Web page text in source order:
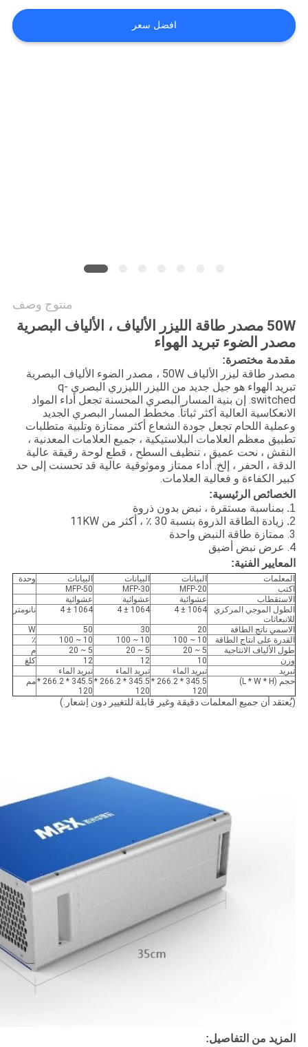
اطلب
افضل سعر
منتوج وصف
50W مصدر طاقة الليزر الألياف ، الألياف البصرية
مصدر الضوء تبريد الهواء
مقدمة مختصرة:
مصدر طاقة ليزر الألياف 50W ، مصدر الضوء الألياف البصرية
تبريد الهواء هو جيل جديد من الليزر الليزري البصري q-
switched. إن بنية المسار البصري المحسنة تجعل أداء المواد
الانعكاسية العالية أكثر ثباتاً. مخطط المسار البصري الجديد
وعملية اللحام تجعل جودة الشعاع أكثر ممتازة وتلبية متطلبات
تطبيق معظم العلامات البلاستيكية ، جميع العلامات المعدنية ،
النقش ، نحت عميق ، تنظيف السطح ، قطع لوحة رقيقة عالية
الدقة ، الحفر ، إلخ. أداء ممتاز وموثوقية عالية قد تحسنت إلى حد
كبير الكفاءة و فعالية العلامات.
الخصائص الرئيسية:
1. بمناسبة مستقرة ، نبض بدون ذروة
2. زيادة الطاقة الذروة بنسبة 30 ٪ ، أكثر من 11KW
3. ممتازة طاقة النبض واحدة
4. عرض نبض أضيق
المعايير الفنية:
المعلمات البيانات البيانات البيانات
وحدة
اكتب
MFP-20
MFP-30
MFP-50
الاستقطاب
عشوائية عشوائية
عشوائية
الطول الموجي المركزي
للانبعاثات
1064 ± 4
1064 ± 4
1064 ± 4 نانومتر
الاسمي ناتج الطاقة 20
30
50
W
القدرة على انتاج الطاقة
10 ~ 100
10 ~ 100
10 ~ 100
٪
طول الألياف الانتاجية
5 ~ 20
5 ~ 20
5 ~ 20
م
وزن
10
12
12
كلغ
تبريد
تبريد الماء تبريد الماء
تبريد الماء
حجم (L * W * H)
345.5 * 266.2 *
120
345.5 * 266.2 *
120
345.5 * 266.2 *
120
مم
(يُعتقد أن جميع المعلمات دقيقة وغير قابلة للتغيير دون إشعار.)
المزيد من التفاصيل: